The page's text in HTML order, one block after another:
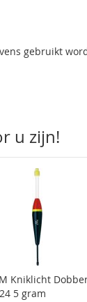
gebruikt
u zijn!
Kniklicht
5 gram